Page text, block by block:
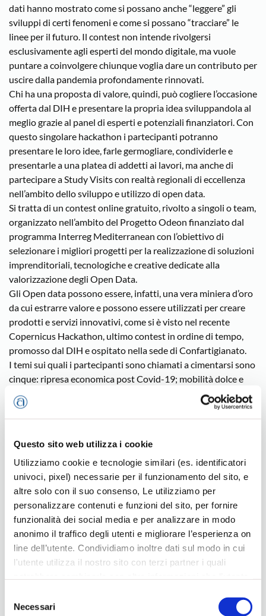
Questo sito web utilizza i cookie
Utilizziamo cookie e tecnologie similari (es. identificatori
univoci, pixel) necessarie per il funzionamento del sito, e
altre solo con il suo consenso, Le utilizziamo per
personalizzare contenuti e funzioni del sito, per fornire
funzionalità dei social media e per analizzare in modo
anonimo il traffico degli utenti e migliorare l’esperienza on
line dell’utente. Condividiamo inoltre dati sul modo in cui
l'utente utilizza il nostro sito con terzi partner i quali
loro servizi, per finalità pubblicitarie creando elenchi di
delNecessari
dati hanno mostrato come si possano anche “leggere” gli
sviluppi di certi fenomeni e come si possano “tracciare” le
linee per il futuro. Il contest non intende rivolgersi
esclusivamente agli esperti del mondo digitale, ma vuole
puntare a coinvolgere chiunque voglia dare un contributo per
uscire dalla pandemia profondamente rinnovati.
Chi ha una proposta di valore, quindi, può cogliere l’occasione
offerta dal DIH e presentare la propria idea sviluppandola al
meglio grazie al panel di esperti e potenziali finanziatori. Con
questo singolare hackathon i partecipanti potranno
presentare le loro idee, farle germogliare, condividerle e
presentarle a una platea di addetti ai lavori, ma anche di
partecipare a Study Visits con realtà regionali di eccellenza
nell’ambito dello sviluppo e utilizzo di open data.
Si tratta di un contest online gratuito, rivolto a singoli o team,
organizzato nell’ambito del Progetto Odeon finanziato dal
programma Interreg Mediterranean con l’obiettivo di
selezionare i migliori progetti per la realizzazione di soluzioni
imprenditoriali, tecnologiche e creative dedicate alla
valorizzazione degli Open Data.
Gli Open data possono essere, infatti, una vera miniera d’oro
da cui estrarre valore e possono essere utilizzati per creare
prodotti e servizi innovativi, come si è visto nel recente
Copernicus Hackathon, ultimo contest in ordine di tempo,
promosso dal DIH e ospitato nella sede di Confartigianato.
I temi sui quali i partecipanti sono chiamati a cimentarsi sono
cinque: ripresa economica post Covid-19; mobilità dolce e
turismo sostenibile; economia circolare; decarbonizzazione;
energia e costruzioni. Le iscrizioni sono aperte fino al 18
aprile. La “maratona di idee” prenderà poi il via martedì 21
chiuderà giovedì 23 con il pitch dei progetti e il matching
event (dalle ore 9.30). Al termine saranno proclamati i sei
migliori progetti e, tra questi, il vincitore dell’Hackathon. A
valutare le proposte sarà una giuria composta dai
rappresentanti del Data Hub Veneto: Camera di Commercio
Padova, DIH Confartigianato Vicenza, Regione Veneto, CNA
Padova, T2I, ITalent, Quantitas srl.
Per informazioni e iscrizioni basta collegarsi al sito
www.digitalinnovationhubvicenza.it.
ICT